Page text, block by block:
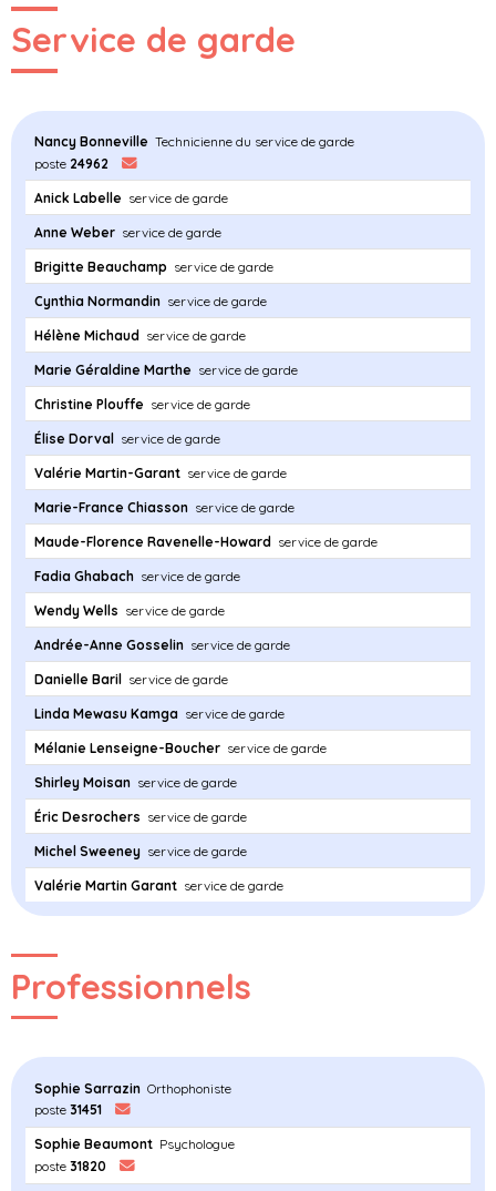
Service de garde
Nancy Bonneville Technicienne du service de garde
poste 24962
Anick Labelle service de garde
Anne Weber service de garde
Brigitte Beauchamp service de garde
Cynthia Normandin service de garde
Hélène Michaud service de garde
Marie Géraldine Marthe service de garde
Christine Plouffe service de garde
Élise Dorval service de garde
Valérie Martin-Garant service de garde
Marie-France Chiasson service de garde
Maude-Florence Ravenelle-Howard service de garde
Fadia Ghabach service de garde
Wendy Wells service de garde
Andrée-Anne Gosselin service de garde
Danielle Baril service de garde
Linda Mewasu Kamga service de garde
Mélanie Lenseigne-Boucher service de garde
Shirley Moisan service de garde
Éric Desrochers service de garde
Michel Sweeney service de garde
Valérie Martin Garant service de garde
Professionnels
Sophie Sarrazin Orthophoniste
poste 31451
Sophie Beaumont Psychologue
poste 31820